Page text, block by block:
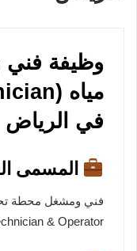
وظيفة
في الرياض
المسمى
& Operator).